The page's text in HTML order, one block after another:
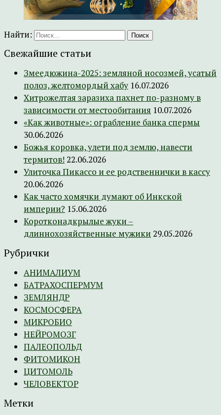
Найти:
Свежайшие статьи
Змеедюжина-2025: земляной носозмей, усатый
полоз, желтомордый хабу 16.07.2026
Хитрожелтая заразиха пахнет по-разному в
зависимости от местообитания 10.07.2026
«Как животные»: ограбление банка спермы
30.06.2026
Божья коровка, улети под землю, навести
термитов! 22.06.2026
Улиточка Пикассо и ее родственнички в кассу
20.06.2026
Как часто хомячки думают об Инкской
империи? 15.06.2026
Коротконадкрылые жуки –
длиннохозяйственные мужики 29.05.2026
Рубрички
АНИМАЛИУМ
БАТРАХОСПЕРМУМ
ЗЕМЛЯНДР
КОСМОСФЕРА
МИКРОБИО
НЕЙРОМОЗГ
ПАЛЕОПОЛЬД
ФИТОМИКОН
ЦИТОМОЛЬ
ЧЕЛОВЕКТОР
Метки